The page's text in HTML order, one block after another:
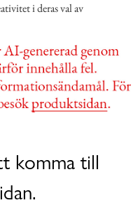
i deras val av
komma till